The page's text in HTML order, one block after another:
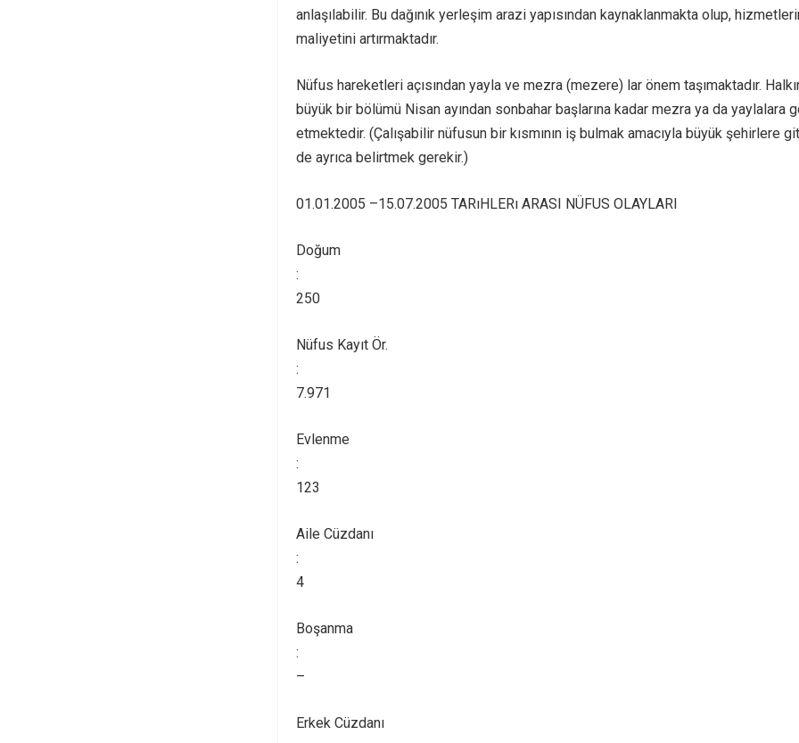
anlaşılabilir. Bu dağınık yerleşim arazi yapısından kaynaklanmakta olup,
maliyetini artırmaktadır.
Nüfus hareketleri açısından yayla ve mezra (mezere) lar önem taşımaktadır.
büyük bir bölümü Nisan ayından sonbahar başlarına kadar mezra ya da yaylalara
etmektedir. (Çalışabilir nüfusun bir kısmının iş bulmak amacıyla büyük şehirlere
de ayrıca belirtmek gerekir.)
01.01.2005 –15.07.2005 TARıHLERı ARASI NÜFUS OLAYLARI
Doğum
:
250
Nüfus Kayıt Ör.
:
7.971
Evlenme
:
123
Aile Cüzdanı
:
4
Boşanma
:
–
Erkek Cüzdanı